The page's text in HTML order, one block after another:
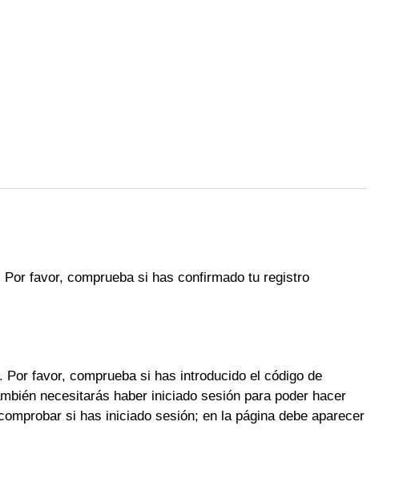
favor, comprueba si has confirmado tu registro
favor, comprueba si has introducido el código de
necesitarás haber iniciado sesión para poder hacer
si has iniciado sesión; en la página debe aparecer